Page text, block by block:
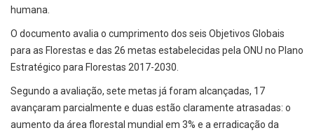
humana.
O documento avalia o cumprimento dos seis Objetivos Globais
para as Florestas e das 26 metas estabelecidas pela ONU no Plano
Estratégico para Florestas 2017-2030.
Segundo a avaliação, sete metas já foram alcançadas, 17
avançaram parcialmente e duas estão claramente atrasadas: o
aumento da área florestal mundial em 3% e a erradicação da